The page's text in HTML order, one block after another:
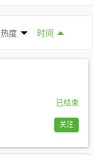
热度 时间
已结束
关注